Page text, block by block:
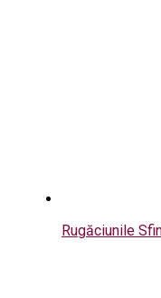
Rugăciunile